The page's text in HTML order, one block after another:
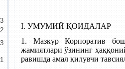
3
2
3
1
I. УМУМИЙ ҚОИДАЛАР
1. Мазкур Корпоратив
жамиятлари ўзининг
равишда амал қилувчи